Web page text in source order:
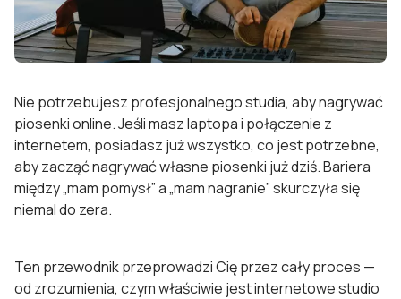
Nie potrzebujesz profesjonalnego studia, aby nagrywać
piosenki online. Jeśli masz laptopa i połączenie z
internetem, posiadasz już wszystko, co jest potrzebne,
aby zacząć nagrywać własne piosenki już dziś. Bariera
między „mam pomysł” a „mam nagranie” skurczyła się
niemal do zera.
Ten przewodnik przeprowadzi Cię przez cały proces —
od zrozumienia, czym właściwie jest internetowe studio